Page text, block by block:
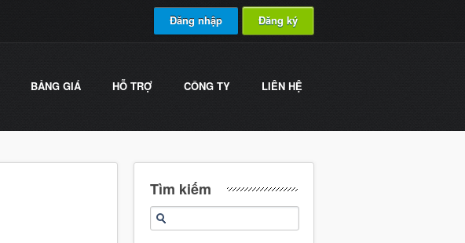
Đăng nhập Đăng ký
BẢNG GIÁ HỖ TRỢ CÔNG TY LIÊN HỆ
Tìm kiếm